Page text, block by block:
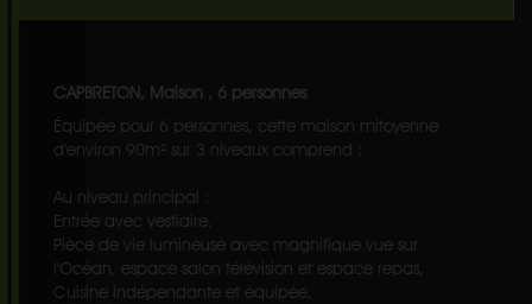
CAPBRETON, Maison , 6 personnes
Équipée pour 6 personnes, cette maison mitoyenne
d'environ 90m² sur 3 niveaux comprend :
Au niveau principal :
Entrée avec vestiaire,
Pièce de vie lumineuse avec magnifique vue sur
l'Océan, espace salon télévision et espace repas,
Cuisine indépendante et équipée,